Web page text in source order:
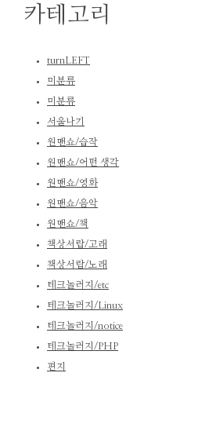
카테고리
turnLEFT
미분류
미분류
서울나기
원맨쇼/습작
원맨쇼/어떤 생각
원맨쇼/영화
원맨쇼/음악
원맨쇼/책
책상서랍/고래
책상서랍/노래
테크놀러지/etc
테크놀러지/Linux
테크놀러지/notice
테크놀러지/PHP
편지